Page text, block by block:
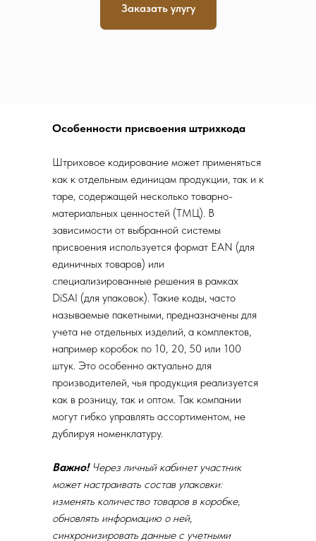
Заказать улугу
Особенности присвоения штрихкода
Штриховое кодирование может применяться
как к отдельным единицам продукции, так и к
таре, содержащей несколько товарно-
материальных ценностей (ТМЦ). В
зависимости от выбранной системы
присвоения используется формат EAN (для
единичных товаров) или
специализированные решения в рамках
DiSAI (для упаковок). Такие коды, часто
называемые пакетными, предназначены для
учета не отдельных изделий, а комплектов,
например коробок по 10, 20, 50 или 100
штук. Это особенно актуально для
производителей, чья продукция реализуется
как в розницу, так и оптом. Так компании
могут гибко управлять ассортиментом, не
дублируя номенклатуру.
Важно! Через личный кабинет участник
может настраивать состав упаковки:
изменять количество товаров в коробке,
обновлять информацию о ней,
синхронизировать данные с учетными